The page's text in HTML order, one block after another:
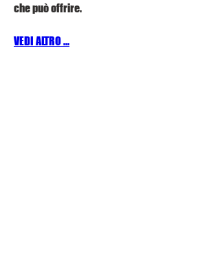
che può offrire.
VEDI ALTRO ...